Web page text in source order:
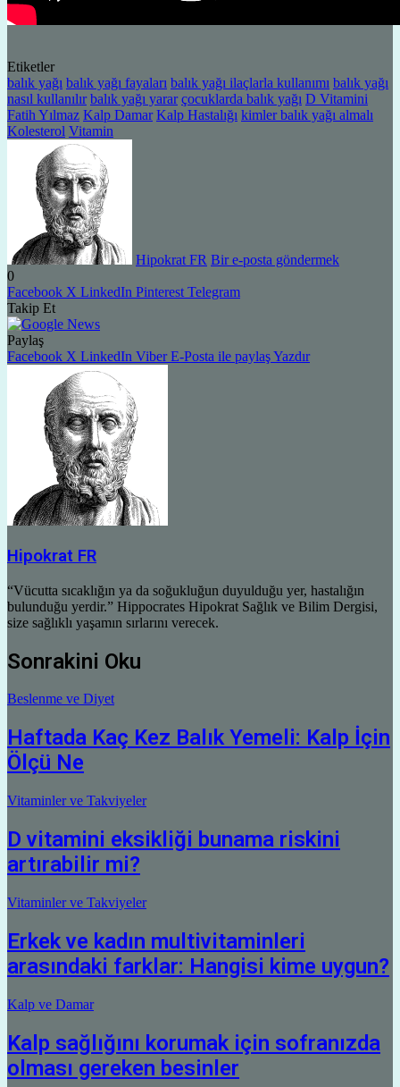
Etiketler
balık yağı balık yağı fayaları balık yağı ilaçlarla kullanımı balık yağı
nasıl kullanılır balık yağı yarar çocuklarda balık yağı D Vitamini
Fatih Yılmaz Kalp Damar Kalp Hastalığı kimler balık yağı almalı
Kolesterol Vitamin
Hipokrat FR Bir e-posta göndermek
0
Facebook X LinkedIn Pinterest Telegram
Takip Et
Paylaş
Facebook X LinkedIn Viber E-Posta ile paylaşYazdır
Hipokrat FR
“Vücutta sıcaklığın ya da soğukluğun duyulduğu yer, hastalığın
bulunduğu yerdir.” Hippocrates Hipokrat Sağlık ve Bilim Dergisi,
size sağlıklı yaşamın sırlarını verecek.
Sonrakini Oku
Beslenme ve Diyet
Haftada Kaç Kez Balık Yemeli: Kalp İçin
Ölçü Ne
Vitaminler ve Takviyeler
D vitamini eksikliği bunama riskini
artırabilir mi?
Vitaminler ve Takviyeler
Erkek ve kadın multivitaminleri
arasındaki farklar: Hangisi kime uygun?
Kalp ve Damar
Kalp sağlığını korumak için sofranızda
olması gereken besinler